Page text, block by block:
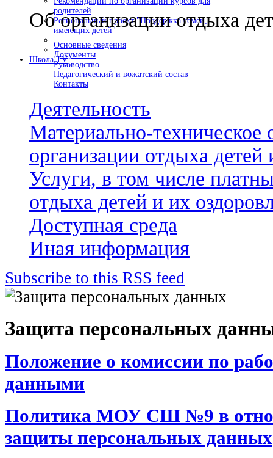
родителей
Региональный проект "Поддержка семей,
имеющих детей"
Школа TV
Об организации отдыха
Основные сведения
Документы
Руководство
Педагогический и вожатский состав
Контакты
Деятельность
Материально-техническое
организации отдыха детей
Услуги, в том числе
отдыха детей и их
Доступная среда
Иная информация
Subscribe to this RSS feed
Защита персональных
Положение о комиссии по
данными
Политика МОУ СШ №9 в
защиты персональных данных